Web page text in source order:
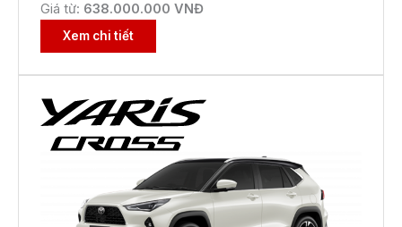
Giá từ: 638.000.000 VNĐ
Xem chi tiết